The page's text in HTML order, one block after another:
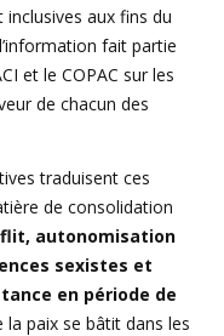
inclusives aux fins du
fait partie
et le COPAC sur les
de chacun des
traduisent ces
de consolidation
autonomisation
sexistes et
en période de
paix se bâtit dans les